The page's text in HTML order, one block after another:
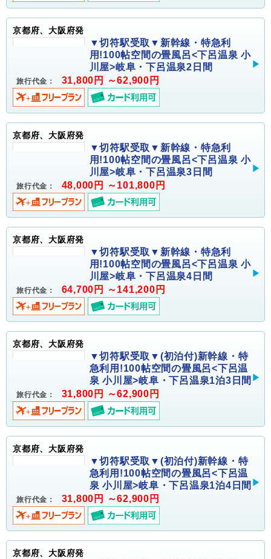
京都府、大阪府発
▼切符駅受取▼新幹線・特急利
用!100帖空間の畳風呂<下呂温泉 小
川屋>岐阜・下呂温泉2日間
旅行代金： 31,800円 ～62,900円
京都府、大阪府発
▼切符駅受取▼新幹線・特急利
用!100帖空間の畳風呂<下呂温泉 小
川屋>岐阜・下呂温泉3日間
旅行代金： 48,000円 ～101,800円
京都府、大阪府発
▼切符駅受取▼新幹線・特急利
用!100帖空間の畳風呂<下呂温泉 小
川屋>岐阜・下呂温泉4日間
旅行代金： 64,700円 ～141,200円
京都府、大阪府発
▼切符駅受取▼(初泊付)新幹線・特
急利用!100帖空間の畳風呂<下呂温
泉 小川屋>岐阜・下呂温泉1泊3日間
旅行代金： 31,800円 ～62,900円
京都府、大阪府発
▼切符駅受取▼(初泊付)新幹線・特
急利用!100帖空間の畳風呂<下呂温
泉 小川屋>岐阜・下呂温泉1泊4日間
旅行代金： 31,800円 ～62,900円
京都府、大阪府発